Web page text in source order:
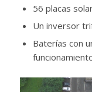
56 placas
Un inversor
Baterías con